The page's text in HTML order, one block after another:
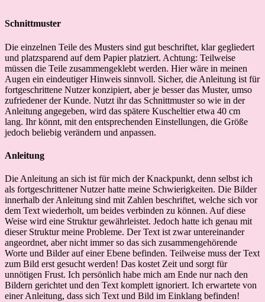
Schnittmuster
Die einzelnen Teile des Musters sind gut beschriftet, klar gegliedert
und platzsparend auf dem Papier platziert. Achtung: Teilweise
müssen die Teile zusammengeklebt werden. Hier wäre in meinen
Augen ein eindeutiger Hinweis sinnvoll. Sicher, die Anleitung ist für
fortgeschrittene Nutzer konzipiert, aber je besser das Muster, umso
zufriedener der Kunde. Nutzt ihr das Schnittmuster so wie in der
Anleitung angegeben, wird das spätere Kuscheltier etwa 40 cm
lang. Ihr könnt, mit den entsprechenden Einstellungen, die Größe
jedoch beliebig verändern und anpassen.
Anleitung
Die Anleitung an sich ist für mich der Knackpunkt, denn selbst ich
als fortgeschrittener Nutzer hatte meine Schwierigkeiten. Die Bilder
innerhalb der Anleitung sind mit Zahlen beschriftet, welche sich vor
dem Text wiederholt, um beides verbinden zu können. Auf diese
Weise wird eine Struktur gewährleistet. Jedoch hatte ich genau mit
dieser Struktur meine Probleme. Der Text ist zwar untereinander
angeordnet, aber nicht immer so das sich zusammengehörende
Worte und Bilder auf einer Ebene befinden. Teilweise muss der Text
zum Bild erst gesucht werden! Das kostet Zeit und sorgt für
unnötigen Frust. Ich persönlich habe mich am Ende nur nach den
Bildern gerichtet und den Text komplett ignoriert. Ich erwartete von
einer Anleitung, dass sich Text und Bild im Einklang befinden!